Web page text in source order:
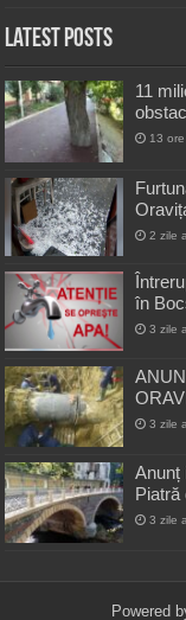
Latest Posts
11
13
2 zile
în
3 zile
3 zile
Anunț
Piatră
3 zile
Powered